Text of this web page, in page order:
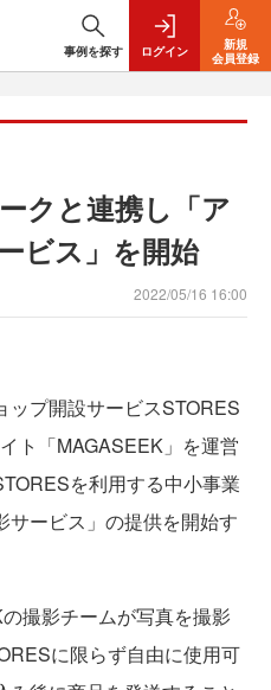
事例を探す ログイン
新規
会員登録
クと連携し「ア
ビス」を開始
2022/05/16 16:00
プ開設サービスSTORES
ト「MAGASEEK」を運営
を利用する中小事業
サービス」の提供を開始す
撮影チームが写真を撮影
に限らず自由に使用可